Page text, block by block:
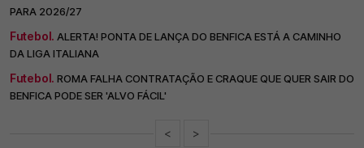
PARA 2026/27
Futebol. ALERTA! PONTA DE LANÇA DO BENFICA ESTÁ A CAMINHO
DA LIGA ITALIANA
Futebol. ROMA FALHA CONTRATAÇÃO E CRAQUE QUE QUER SAIR DO
BENFICA PODE SER 'ALVO FÁCIL'
< >